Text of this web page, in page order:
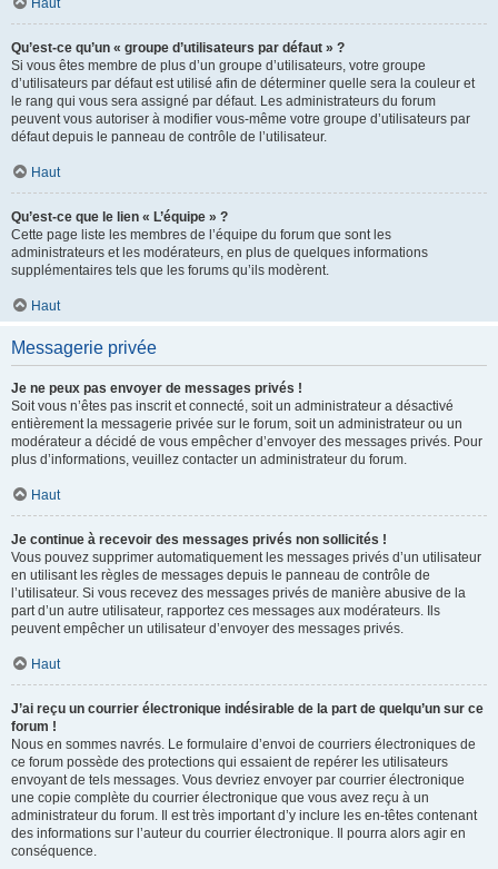
Haut
Qu’est-ce qu’un « groupe d’utilisateurs par défaut » ?
Si vous êtes membre de plus d’un groupe d’utilisateurs, votre groupe
d’utilisateurs par défaut est utilisé afin de déterminer quelle sera la couleur et
le rang qui vous sera assigné par défaut. Les administrateurs du forum
peuvent vous autoriser à modifier vous-même votre groupe d’utilisateurs par
défaut depuis le panneau de contrôle de l’utilisateur.
Haut
Qu’est-ce que le lien « L’équipe » ?
Cette page liste les membres de l’équipe du forum que sont les
administrateurs et les modérateurs, en plus de quelques informations
supplémentaires tels que les forums qu’ils modèrent.
Haut
Messagerie privée
Je ne peux pas envoyer de messages privés !
Soit vous n’êtes pas inscrit et connecté, soit un administrateur a désactivé
entièrement la messagerie privée sur le forum, soit un administrateur ou un
modérateur a décidé de vous empêcher d’envoyer des messages privés. Pour
plus d’informations, veuillez contacter un administrateur du forum.
Haut
Je continue à recevoir des messages privés non sollicités !
Vous pouvez supprimer automatiquement les messages privés d’un utilisateur
en utilisant les règles de messages depuis le panneau de contrôle de
l’utilisateur. Si vous recevez des messages privés de manière abusive de la
part d’un autre utilisateur, rapportez ces messages aux modérateurs. Ils
peuvent empêcher un utilisateur d’envoyer des messages privés.
Haut
J’ai reçu un courrier électronique indésirable de la part de quelqu’un sur ce
forum !
Nous en sommes navrés. Le formulaire d’envoi de courriers électroniques de
ce forum possède des protections qui essaient de repérer les utilisateurs
envoyant de tels messages. Vous devriez envoyer par courrier électronique
une copie complète du courrier électronique que vous avez reçu à un
administrateur du forum. Il est très important d’y inclure les en-têtes contenant
des informations sur l’auteur du courrier électronique. Il pourra alors agir en
conséquence.